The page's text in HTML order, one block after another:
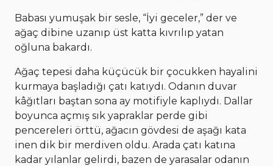
Babası yumuşak bir sesle, “İyi geceler,” der ve
ağaç dibine uzanıp üst katta kıvrılıp yatan
oğluna bakardı.
Ağaç tepesi daha küçücük bir çocukken hayalini
kurmaya başladığı çatı katıydı. Odanın duvar
kâğıtları baştan sona ay motifiyle kaplıydı. Dallar
boyunca açmış sık yapraklar perde gibi
pencereleri örttü, ağacın gövdesi de aşağı kata
inen dik bir merdiven oldu. Arada çatı katına
kadar yılanlar gelirdi, bazen de yarasalar odanın